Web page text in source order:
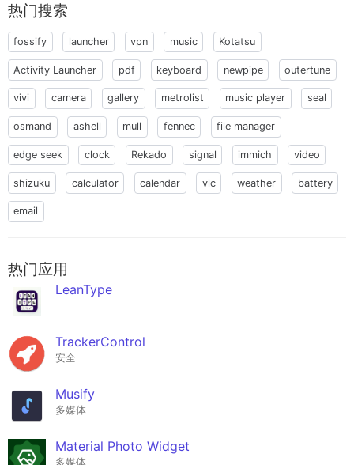
热门搜索
fossify launcher vpn music Kotatsu
Activity Launcher pdf keyboard newpipe outertune
vivi camera gallery metrolist music player seal
osmand ashell mull fennec file manager
edge seek clock Rekado signal immich video
shizuku calculator calendar vlc weather battery
email
热门应用
LeanType
TrackerControl
安全
Musify
多媒体
Material Photo Widget
多媒体